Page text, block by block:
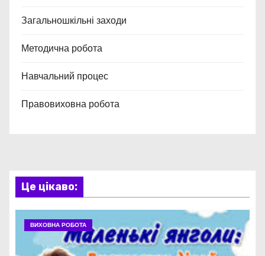
Загальношкільні заходи
Методична робота
Навчальний процес
Правовиховна робота
Це цікаво:
ВИХОВНА РОБОТА